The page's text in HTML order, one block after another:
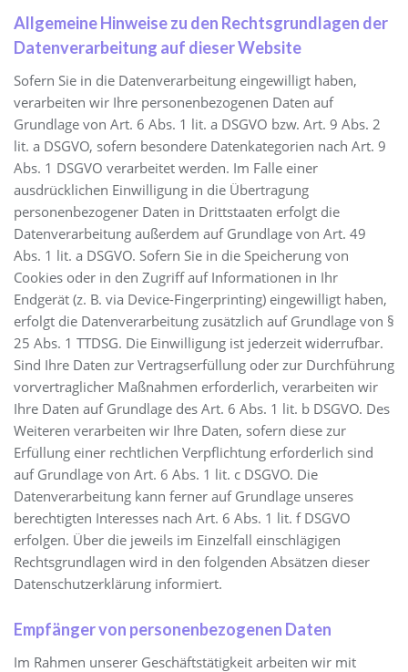
Allgemeine Hinweise zu den Rechtsgrundlagen der
Datenverarbeitung auf dieser Website
Sofern Sie in die Datenverarbeitung eingewilligt haben,
verarbeiten wir Ihre personenbezogenen Daten auf
Grundlage von Art. 6 Abs. 1 lit. a DSGVO bzw. Art. 9 Abs. 2
lit. a DSGVO, sofern besondere Datenkategorien nach Art. 9
Abs. 1 DSGVO verarbeitet werden. Im Falle einer
ausdrücklichen Einwilligung in die Übertragung
personenbezogener Daten in Drittstaaten erfolgt die
Datenverarbeitung außerdem auf Grundlage von Art. 49
Abs. 1 lit. a DSGVO. Sofern Sie in die Speicherung von
Cookies oder in den Zugriff auf Informationen in Ihr
Endgerät (z. B. via Device-Fingerprinting) eingewilligt haben,
erfolgt die Datenverarbeitung zusätzlich auf Grundlage von §
25 Abs. 1 TTDSG. Die Einwilligung ist jederzeit widerrufbar.
Sind Ihre Daten zur Vertragserfüllung oder zur Durchführung
vorvertraglicher Maßnahmen erforderlich, verarbeiten wir
Ihre Daten auf Grundlage des Art. 6 Abs. 1 lit. b DSGVO. Des
Weiteren verarbeiten wir Ihre Daten, sofern diese zur
Erfüllung einer rechtlichen Verpflichtung erforderlich sind
auf Grundlage von Art. 6 Abs. 1 lit. c DSGVO. Die
Datenverarbeitung kann ferner auf Grundlage unseres
berechtigten Interesses nach Art. 6 Abs. 1 lit. f DSGVO
erfolgen. Über die jeweils im Einzelfall einschlägigen
Rechtsgrundlagen wird in den folgenden Absätzen dieser
Datenschutzerklärung informiert.
Empfänger von personenbezogenen Daten
Im Rahmen unserer Geschäftstätigkeit arbeiten wir mit